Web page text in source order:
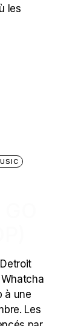
les
à une
Les